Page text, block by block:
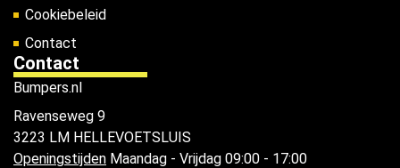
Cookiebeleid
Contact
Contact
Bumpers.nl
Ravenseweg 9
3223 LM HELLEVOETSLUIS
Openingstijden Maandag - Vrijdag 09:00 - 17:00